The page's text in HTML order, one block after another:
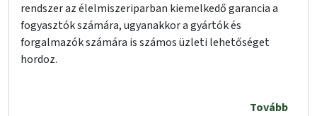
rendszer az élelmiszeriparban kiemelkedő garancia a
fogyasztók számára, ugyanakkor a gyártók és
forgalmazók számára is számos üzleti lehetőséget
hordoz.
Tovább